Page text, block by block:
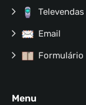
Televendas
Email
Formulário
Menu